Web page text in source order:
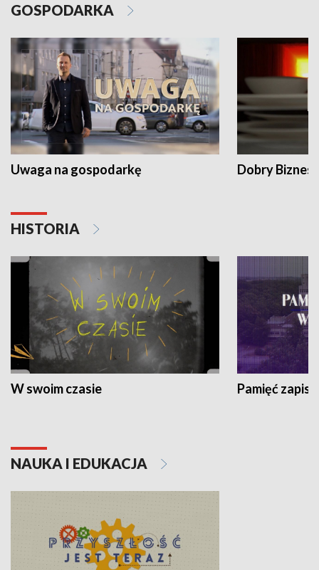
GOSPODARKA
Uwaga na gospodarkę Dobry Biznes
HISTORIA
W swoim czasie Pamięć
NAUKA I EDUKACJA